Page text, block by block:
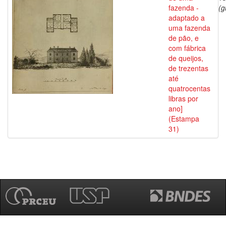
fazenda -
adaptado a
uma fazenda
de pão, e
com fábrica
de queijos,
de trezentas
até
quatrocentas
libras por
ano]
(Estampa
31)